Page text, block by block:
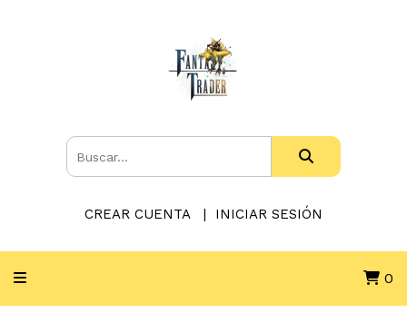
CREAR CUENTA INICIAR SESIÓN
0